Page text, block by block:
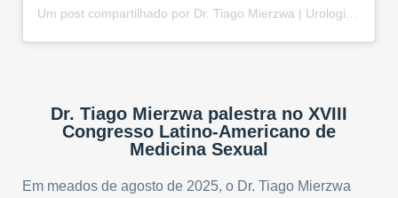
Dr. Tiago Mierzwa palestra no XVIII
Congresso Latino-Americano de
Medicina Sexual
Em meados de agosto de 2025, o Dr. Tiago Mierzwa